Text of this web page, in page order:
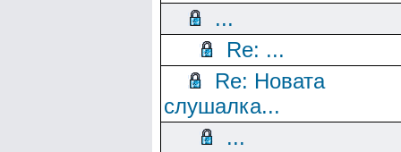
...
Re: ...
Re: Новата
слушалка...
...